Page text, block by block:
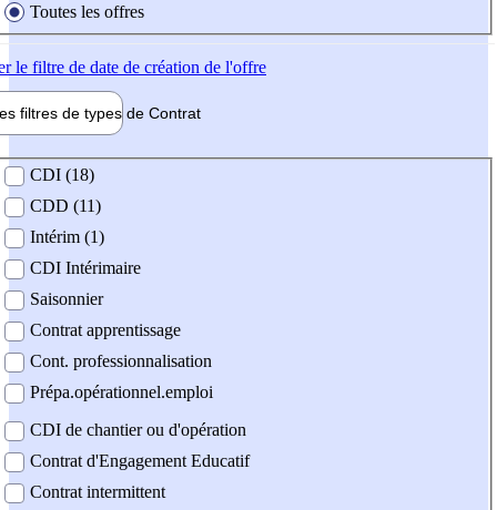
Toutes les offres
le filtre de date de création de l'offre
filtres de types de Contrat
contrat
CDI (18)
CDD (11)
Intérim (1)
CDI Intérimaire
Saisonnier
Contrat apprentissage
Cont. professionnalisation
Prépa.opérationnel.emploi
CDI de chantier ou d'opération
Contrat d'Engagement Educatif
Contrat intermittent